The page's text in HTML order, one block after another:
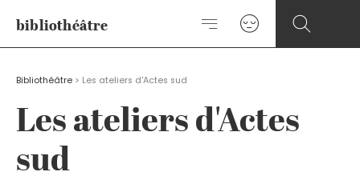
contenu
bibliothéâtre
Bibliothéâtre > Les ateliers d'Actes sud
Les ateliers d'Actes
sud